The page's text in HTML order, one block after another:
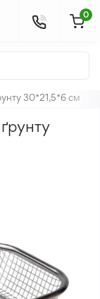
0
30*21,5*6 см